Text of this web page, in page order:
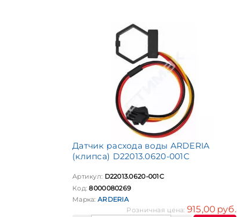
Датчик расхода воды ARDERIA
(клипса) D22013.0620-001С
Артикул: D22013.0620-001С
Код:8000080269
Марка: ARDERIA
Розничная цена: 915,00 руб.